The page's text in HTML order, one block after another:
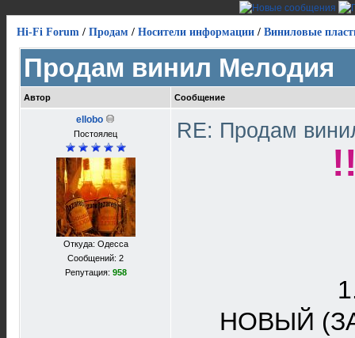
Hi-Fi Forum / Продам / Носители информации / Виниловые
Продам винил Мелодия
Автор Сообщение
ellobo
Постоялец
Откуда: Одесса
Сообщений: 2
Репутация: 958
RE: Продам
НОВЫЙ